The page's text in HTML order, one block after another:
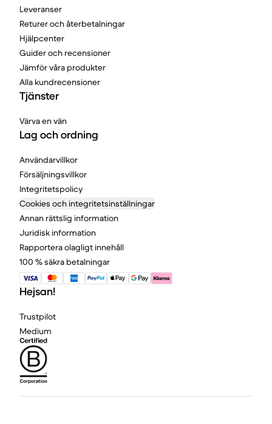
Leveranser
Returer och återbetalningar
Hjälpcenter
Guider och recensioner
Jämför våra produkter
Alla kundrecensioner
Tjänster
Värva en vän
Lag och ordning
Användarvillkor
Försäljningsvillkor
Integritetspolicy
Cookies och integritetsinställningar
Annan rättslig information
Juridisk information
Rapportera olagligt innehåll
100 % säkra betalningar
Hejsan!
Trustpilot
Medium